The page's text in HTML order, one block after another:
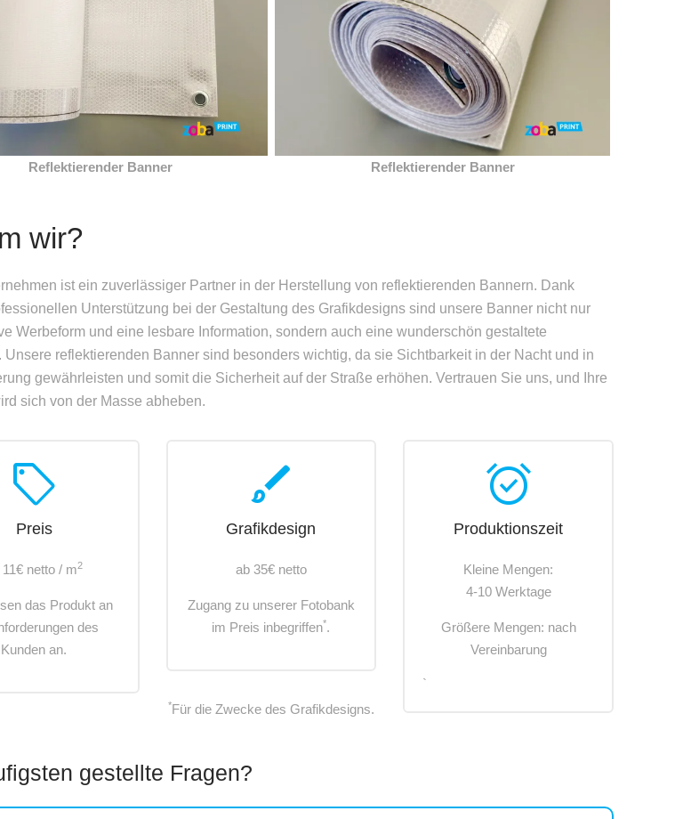
Reflektierender Banner Reflektierender Banner
wir?
ist ein zuverlässiger Partner in der Herstellung von reflektierenden Bannern. Dank
Unterstützung bei der Gestaltung des Grafikdesigns sind unsere Banner nicht nur
Werbeform und eine lesbare Information, sondern auch eine wunderschön gestaltete
Unsere reflektierenden Banner sind besonders wichtig, da sie Sichtbarkeit in der Nacht und in
gewährleisten und somit die Sicherheit auf der Straße erhöhen. Vertrauen Sie uns, und Ihre
sich von der Masse abheben.
sell
Preis
11€ netto / m2
das Produkt an
des
Kunden an.
brush
Grafikdesign
ab 35€ netto
Zugang zu unserer Fotobank
im Preis inbegriffen*.
*Für die Zwecke des Grafikdesigns.
alarm_on
Produktionszeit
Kleine Mengen:
4-10 Werktage
Größere Mengen: nach
Vereinbarung
`
gestellte Fragen?